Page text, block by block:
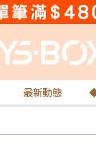
最新動態